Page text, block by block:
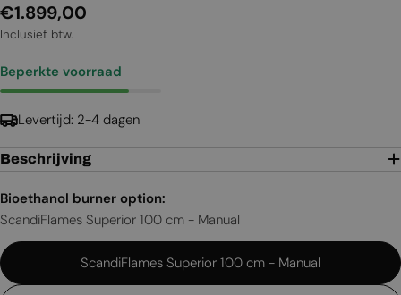
Normale
prijs
€1.899,00
Inclusief btw.
Beperkte voorraad
Levertijd: 2-4 dagen
Beschrijving
Bioethanol burner option:
ScandiFlames Superior 100 cm - Manual
ScandiFlames Superior 100 cm - Manual